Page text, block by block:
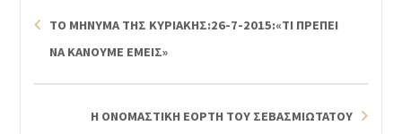
ΤΟ ΜΗΝΥΜΑ ΤΗΣ ΚΥΡΙΑΚΗΣ:26-7-2015:«ΤΙ ΠΡΕΠΕΙ
ΝΑ ΚΑΝΟΥΜΕ ΕΜΕΙΣ»
Η ΟΝΟΜΑΣΤΙΚΗ ΕΟΡΤΗ ΤΟΥ ΣΕΒΑΣΜΙΩΤΑΤΟΥ